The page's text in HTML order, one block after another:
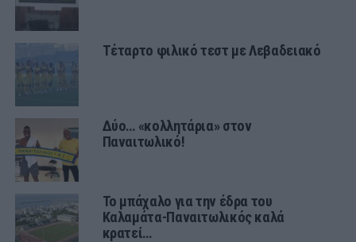
Τέταρτο φιλικό τεστ με Λεβαδειακό
Δύο… «κολλητάρια» στον
Παναιτωλικό!
Το μπάχαλο για την έδρα του
Καλαμάτα-Παναιτωλικός καλά
κρατεί…